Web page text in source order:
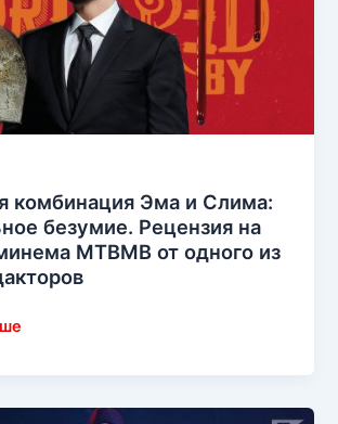
комбинация Эма и Слима:
безумие. Рецензия на
MTBMB от одного из